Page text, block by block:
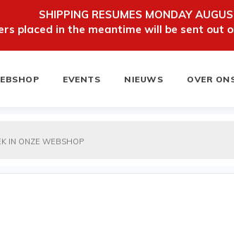
SHIPPING RESUMES MONDAY
placed in the meantime will be sent out
EVENTS NIEUWS OVER